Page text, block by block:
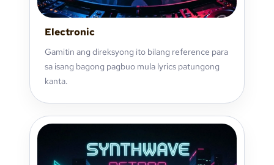
Electronic
Gamitin ang direksyong ito bilang reference para
sa isang bagong pagbuo mula lyrics patungong
kanta.